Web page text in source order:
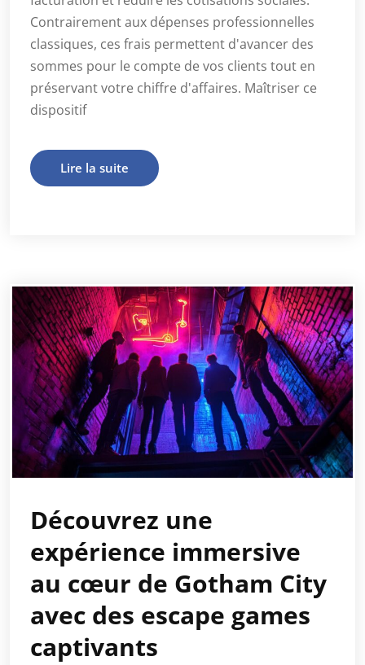
Contrairement aux dépenses professionnelles
classiques, ces frais permettent d'avancer des
sommes pour le compte de vos clients tout en
préservant votre chiffre d'affaires. Maîtriser ce
dispositif
Lire la suite
Découvrez une
expérience immersive
au cœur de Gotham City
avec des escape games
captivants